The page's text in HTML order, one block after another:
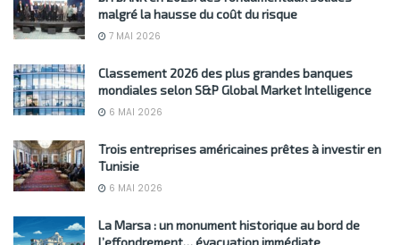
malgré la hausse du coût du risque
7 MAI 2026
Classement 2026 des plus grandes banques
mondiales selon S&P Global Market Intelligence
6 MAI 2026
Trois entreprises américaines prêtes à investir en
Tunisie
6 MAI 2026
La Marsa : un monument historique au bord de